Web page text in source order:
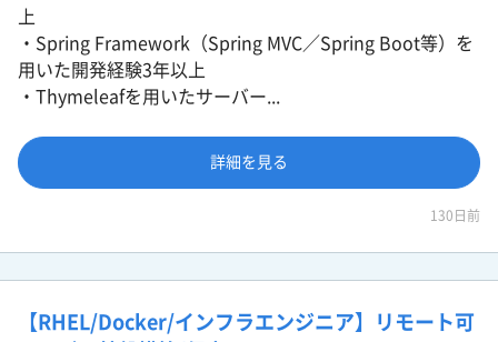
上
・Spring Framework（Spring MVC／Spring Boot等）を
用いた開発経験3年以上
・Thymeleafを用いたサーバー...
詳細を見る
130日前
【RHEL/Docker/インフラエンジニア】リモート可